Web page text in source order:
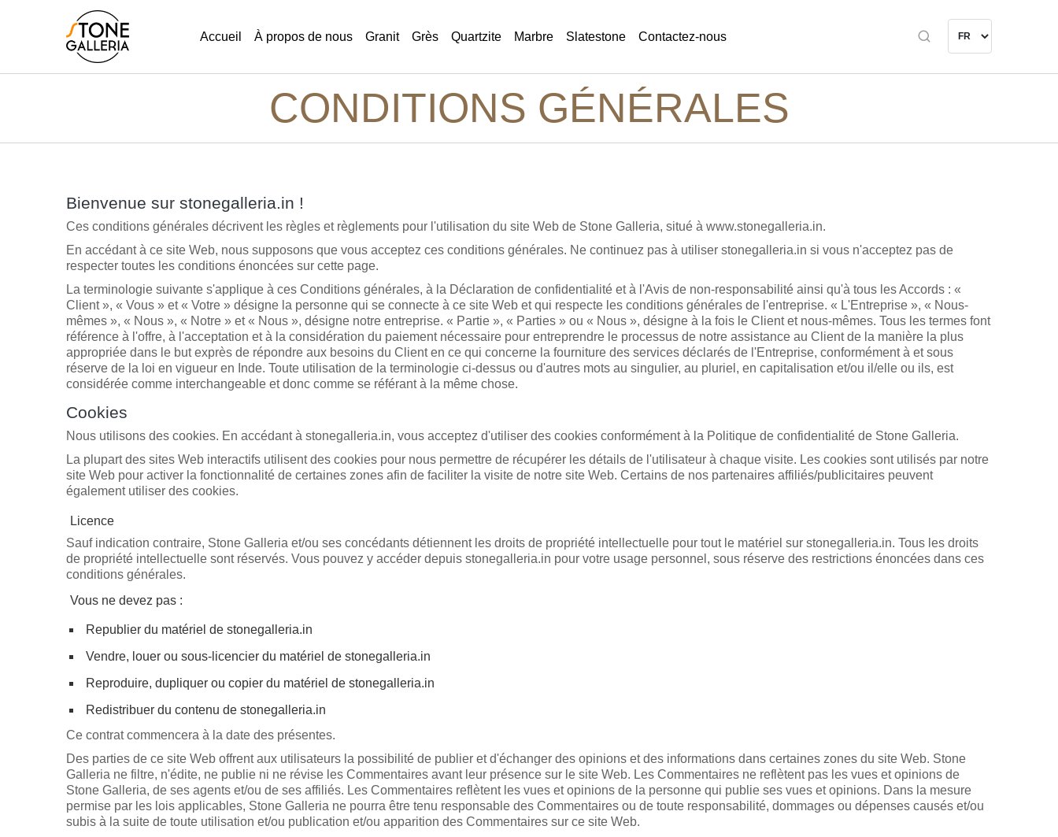
Accueil À propos de nous Granit Grès Quartzite Marbre Slatestone Contactez-nous
CONDITIONS GÉNÉRALES
Bienvenue sur stonegalleria.in !
Ces conditions générales décrivent les règles et règlements pour l'utilisation du site Web de Stone Galleria, situé à www.stonegalleria.in.
En accédant à ce site Web, nous supposons que vous acceptez ces conditions générales. Ne continuez pas à utiliser stonegalleria.in si vous n'acceptez pas de
respecter toutes les conditions énoncées sur cette page.
La terminologie suivante s'applique à ces Conditions générales, à la Déclaration de confidentialité et à l'Avis de non-responsabilité ainsi qu'à tous les Accords : «
Client », « Vous » et « Votre » désigne la personne qui se connecte à ce site Web et qui respecte les conditions générales de l'entreprise. « L'Entreprise », « Nous-
mêmes », « Nous », « Notre » et « Nous », désigne notre entreprise. « Partie », « Parties » ou « Nous », désigne à la fois le Client et nous-mêmes. Tous les termes font
référence à l'offre, à l'acceptation et à la considération du paiement nécessaire pour entreprendre le processus de notre assistance au Client de la manière la plus
appropriée dans le but exprès de répondre aux besoins du Client en ce qui concerne la fourniture des services déclarés de l'Entreprise, conformément à et sous
réserve de la loi en vigueur en Inde. Toute utilisation de la terminologie ci-dessus ou d'autres mots au singulier, au pluriel, en capitalisation et/ou il/elle ou ils, est
considérée comme interchangeable et donc comme se référant à la même chose.
Cookies
Nous utilisons des cookies. En accédant à stonegalleria.in, vous acceptez d'utiliser des cookies conformément à la Politique de confidentialité de Stone Galleria.
La plupart des sites Web interactifs utilisent des cookies pour nous permettre de récupérer les détails de l'utilisateur à chaque visite. Les cookies sont utilisés par notre
site Web pour activer la fonctionnalité de certaines zones afin de faciliter la visite de notre site Web. Certains de nos partenaires affiliés/publicitaires peuvent
également utiliser des cookies.
Licence
Sauf indication contraire, Stone Galleria et/ou ses concédants détiennent les droits de propriété intellectuelle pour tout le matériel sur stonegalleria.in. Tous les droits
de propriété intellectuelle sont réservés. Vous pouvez y accéder depuis stonegalleria.in pour votre usage personnel, sous réserve des restrictions énoncées dans ces
conditions générales.
Vous ne devez pas :
Republier du matériel de stonegalleria.in
Vendre, louer ou sous-licencier du matériel de stonegalleria.in
Reproduire, dupliquer ou copier du matériel de stonegalleria.in
Redistribuer du contenu de stonegalleria.in
Ce contrat commencera à la date des présentes.
Des parties de ce site Web offrent aux utilisateurs la possibilité de publier et d'échanger des opinions et des informations dans certaines zones du site Web. Stone
Galleria ne filtre, n'édite, ne publie ni ne révise les Commentaires avant leur présence sur le site Web. Les Commentaires ne reflètent pas les vues et opinions de
Stone Galleria, de ses agents et/ou de ses affiliés. Les Commentaires reflètent les vues et opinions de la personne qui publie ses vues et opinions. Dans la mesure
permise par les lois applicables, Stone Galleria ne pourra être tenu responsable des Commentaires ou de toute responsabilité, dommages ou dépenses causés et/ou
subis à la suite de toute utilisation et/ou publication et/ou apparition des Commentaires sur ce site Web.